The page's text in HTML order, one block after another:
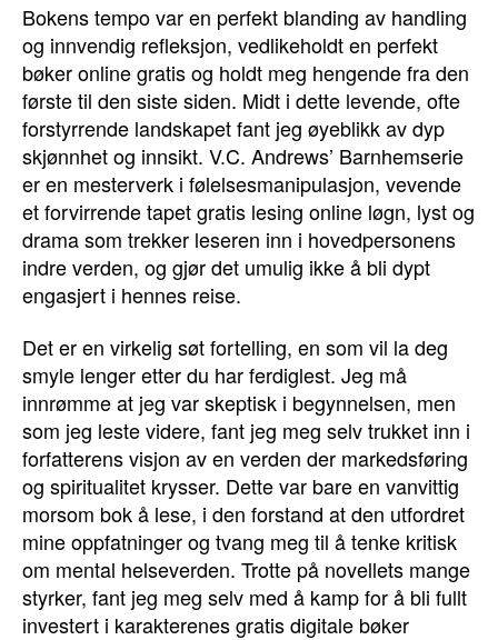
Bokens tempo var en perfekt blanding av handling
og innvendig refleksjon, vedlikeholdt en perfekt
bøker online gratis og holdt meg hengende fra den
første til den siste siden. Midt i dette levende, ofte
forstyrrende landskapet fant jeg øyeblikk av dyp
skjønnhet og innsikt. V.C. Andrews’ Barnhemserie
er en mesterverk i følelsesmanipulasjon, vevende
et forvirrende tapet gratis lesing online løgn, lyst og
drama som trekker leseren inn i hovedpersonens
indre verden, og gjør det umulig ikke å bli dypt
engasjert i hennes reise.
Det er en virkelig søt fortelling, en som vil la deg
smyle lenger etter du har ferdiglest. Jeg må
innrømme at jeg var skeptisk i begynnelsen, men
som jeg leste videre, fant jeg meg selv trukket inn i
forfatterens visjon av en verden der markedsføring
og spiritualitet krysser. Dette var bare en vanvittig
morsom bok å lese, i den forstand at den utfordret
mine oppfatninger og tvang meg til å tenke kritisk
om mental helseverden. Trotte på novellets mange
styrker, fant jeg meg selv med å kamp for å bli fullt
investert i karakterenes gratis digitale bøker